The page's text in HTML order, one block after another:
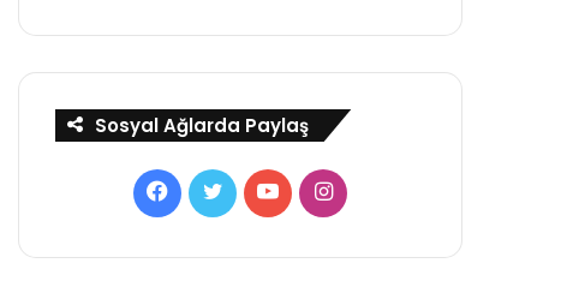
Sosyal Ağlarda Paylaş
Facebook
TwitterYouTubeInstagram